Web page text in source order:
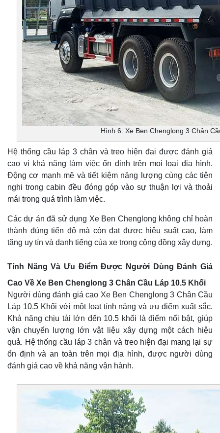
Hình 6: Xe Ben Chenglong 3 Chân
Hệ thống cầu láp 3 chân và treo hiện đại được đánh giá
cao vì khả năng làm việc ổn định trên mọi loại địa hình.
Động cơ mạnh mẽ và tiết kiệm năng lượng cùng các tiện
nghi trong cabin đều đóng góp vào sự thuận lợi và thoải
mái trong quá trình làm việc.
Các dự án đã sử dụng Xe Ben Chenglong không chỉ hoàn
thành đúng tiến độ mà còn đạt được hiệu suất cao, làm
tăng uy tín và danh tiếng của xe trong cộng đồng xây dựng.
Tính Năng Và Ưu Điểm Được Người Dùng Đánh Giá
Cao Về Xe Ben Chenglong 3 Chân Cầu Láp 10.5 Khối
Người dùng đánh giá cao Xe Ben Chenglong 3 Chân Cầu
Láp 10.5 Khối với một loạt tính năng và ưu điểm xuất sắc.
Khả năng chịu tải lớn đến 10.5 khối là điểm nổi bật, giúp
vận chuyển lượng lớn vật liệu xây dựng một cách hiệu
quả. Hệ thống cầu láp 3 chân và treo hiện đại mang lại sự
ổn định và an toàn trên mọi địa hình, được người dùng
đánh giá cao về khả năng vận hành.